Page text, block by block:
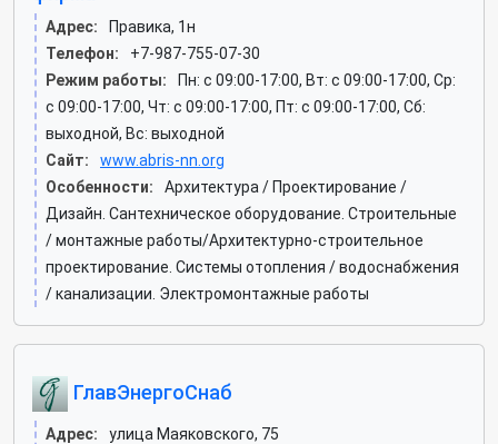
Адрес:
Правика, 1н
Телефон:
+7-987-755-07-30
Режим работы:
Пн: c 09:00-17:00, Вт: c 09:00-17:00, Ср:
c 09:00-17:00, Чт: c 09:00-17:00, Пт: c 09:00-17:00, Сб:
выходной, Вс: выходной
Сайт:
www.abris-nn.org
Особенности:
Архитектура / Проектирование /
Дизайн. Сантехническое оборудование. Строительные
/ монтажные работы/Архитектурно-строительное
проектирование. Системы отопления / водоснабжения
/ канализации. Электромонтажные работы
ГлавЭнергоСнаб
Адрес:
улица Маяковского, 75